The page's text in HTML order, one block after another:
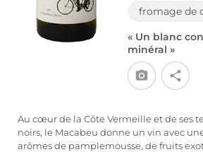
fromage de
« Un blanc
minéral »
Au cœur de la Côte Vermeille et de ses
noirs, le Macabeu donne un vin avec
arômes de pamplemousse, de fruits